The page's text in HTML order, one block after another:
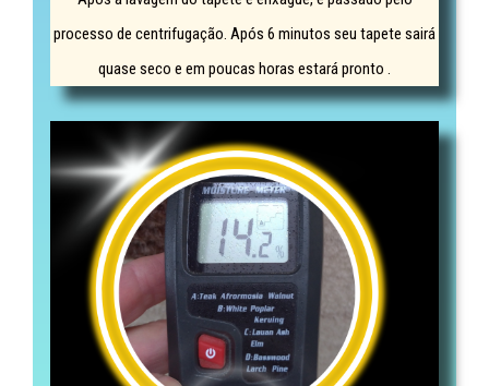
processo de centrifugação. Após 6 minutos seu tapete sairá
quase seco e em poucas horas estará pronto .